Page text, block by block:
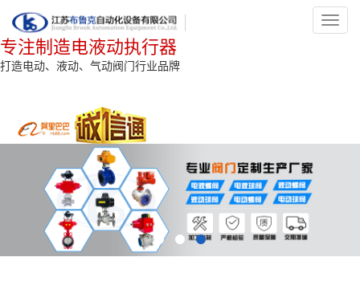
专注制造电液动执行器
打造电动、液动、气动阀门行业品牌